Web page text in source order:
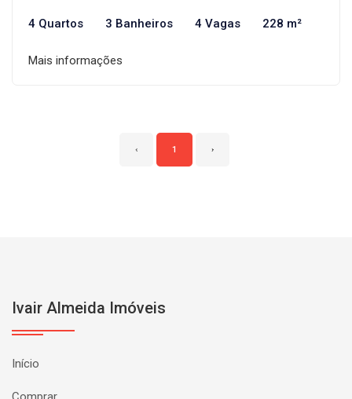
4 Quartos 3 Banheiros 4 Vagas 228 m²
Mais informações
‹ 1 ›
Ivair Almeida Imóveis
Início